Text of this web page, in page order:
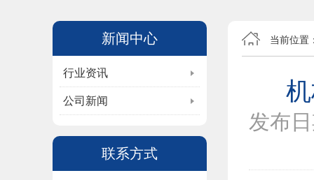
新闻中心
行业资讯
公司新闻
联系方式
当前位置
发布